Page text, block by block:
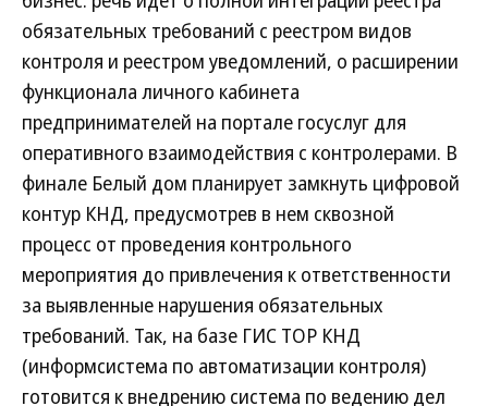
обязательных требований с реестром видов
контроля и реестром уведомлений, о расширении
функционала личного кабинета
предпринимателей на портале госуслуг для
оперативного взаимодействия с контролерами. В
финале Белый дом планирует замкнуть цифровой
контур КНД, предусмотрев в нем сквозной
процесс от проведения контрольного
мероприятия до привлечения к ответственности
за выявленные нарушения обязательных
требований. Так, на базе ГИС ТОР КНД
(информсистема по автоматизации контроля)
готовится к внедрению система по ведению дел